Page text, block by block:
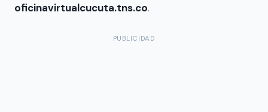
oficinavirtualcucuta.tns.co.
PUBLICIDAD